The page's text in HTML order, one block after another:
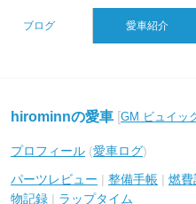
ブログ 愛車紹介
hirominnの愛車 [GM ビュイッ
プロフィール (愛車ログ)
パーツレビュー | 整備手帳 | 燃費
物記録 | ラップタイム